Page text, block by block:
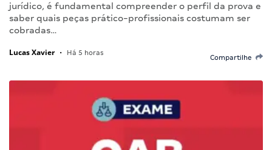
jurídico, é fundamental compreender o perfil da prova e
saber quais peças prático-profissionais costumam ser
cobradas…
Lucas Xavier • Há 5 horas
Compartilhe